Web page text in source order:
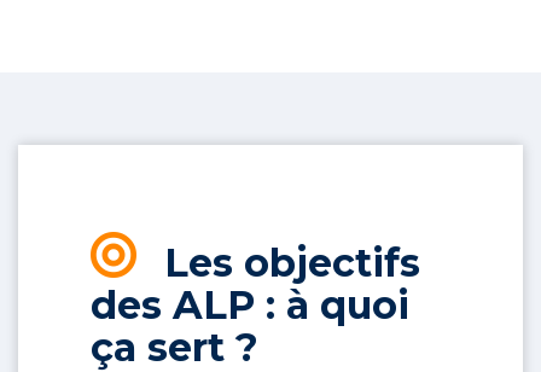
Les objectifs
des ALP : à quoi
ça sert ?